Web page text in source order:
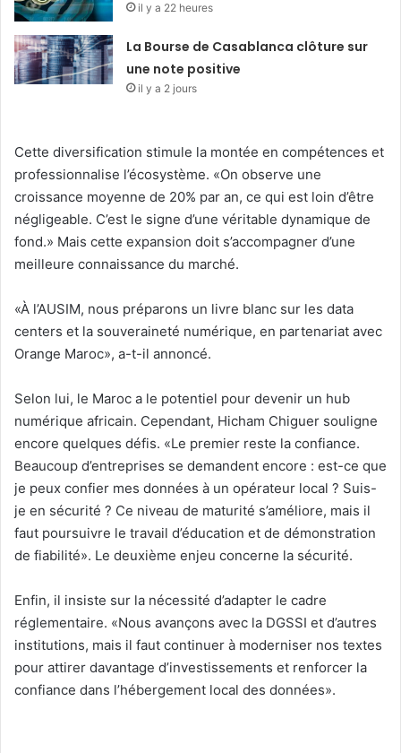
il y a 22 heures
La Bourse de Casablanca clôture sur
une note positive
il y a 2 jours
Cette diversification stimule la montée en compétences et
professionnalise l’écosystème. «On observe une
croissance moyenne de 20% par an, ce qui est loin d’être
négligeable. C’est le signe d’une véritable dynamique de
fond.» Mais cette expansion doit s’accompagner d’une
meilleure connaissance du marché.
«À l’AUSIM, nous préparons un livre blanc sur les data
centers et la souveraineté numérique, en partenariat avec
Orange Maroc», a-t-il annoncé.
Selon lui, le Maroc a le potentiel pour devenir un hub
numérique africain. Cependant, Hicham Chiguer souligne
encore quelques défis. «Le premier reste la confiance.
Beaucoup d’entreprises se demandent encore : est-ce que
je peux confier mes données à un opérateur local ? Suis-
je en sécurité ? Ce niveau de maturité s’améliore, mais il
faut poursuivre le travail d’éducation et de démonstration
de fiabilité». Le deuxième enjeu concerne la sécurité.
Enfin, il insiste sur la nécessité d’adapter le cadre
réglementaire. «Nous avançons avec la DGSSI et d’autres
institutions, mais il faut continuer à moderniser nos textes
pour attirer davantage d’investissements et renforcer la
confiance dans l’hébergement local des données».